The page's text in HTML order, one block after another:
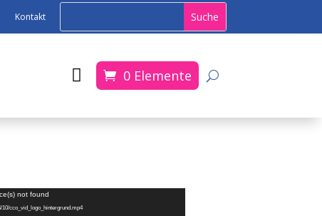
Kontakt
 0 Elemente
not found
cco_vid_logo_hintergrund.mp4